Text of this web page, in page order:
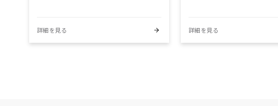
詳細を見る 詳細を見る